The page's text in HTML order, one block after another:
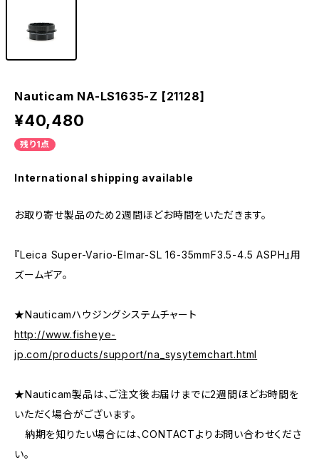
Nauticam NA-LS1635-Z [21128]
¥40,480
残り1点
International shipping available
お取り寄せ製品のため2週間ほどお時間をいただきます。
『Leica Super-Vario-Elmar-SL 16-35mmF3.5-4.5 ASPH』用
ズームギア。
★Nauticamハウジングシステムチャート
http://www.fisheye-
jp.com/products/support/na_sysytemchart.html
★Nauticam製品は、ご注文後お届けまでに2週間ほどお時間を
いただく場合がございます。
納期を知りたい場合には、CONTACTよりお問い合わせくださ
い。